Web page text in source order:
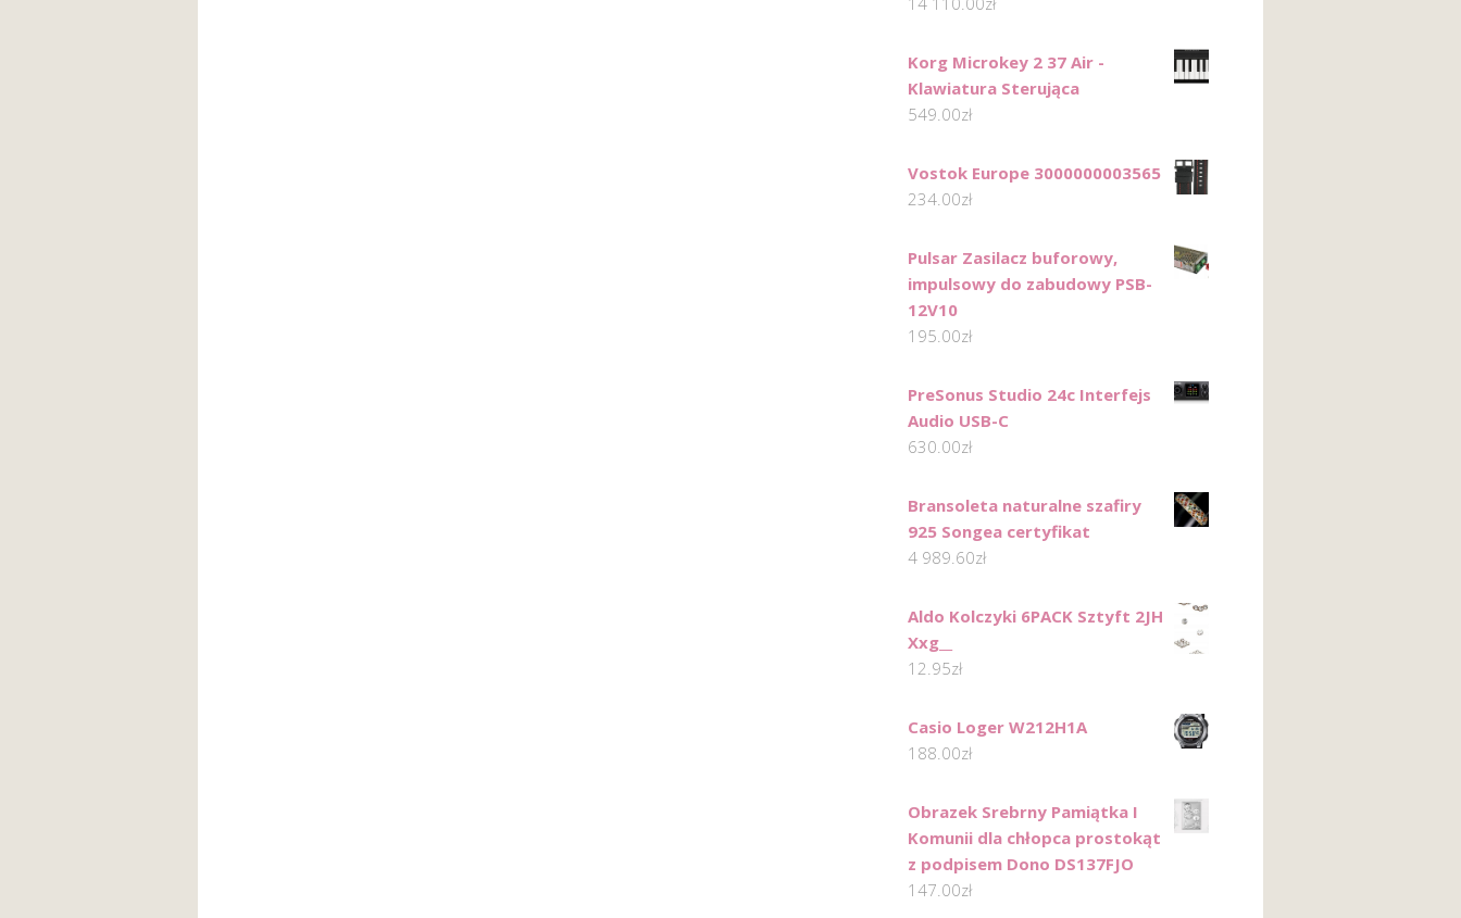
Korg Microkey 2 37 Air -
Klawiatura Sterująca
549.00zł
Vostok Europe 3000000003565
234.00zł
Pulsar Zasilacz buforowy,
impulsowy do zabudowy PSB-
12V10
195.00zł
PreSonus Studio 24c Interfejs
Audio USB-C
630.00zł
Bransoleta naturalne szafiry
925 Songea certyfikat
4 989.60zł
Aldo Kolczyki 6PACK Sztyft 2JH
Xxg__
12.95zł
Casio Loger W212H1A
188.00zł
Obrazek Srebrny Pamiątka I
Komunii dla chłopca prostokąt
z podpisem Dono DS137FJO
147.00zł